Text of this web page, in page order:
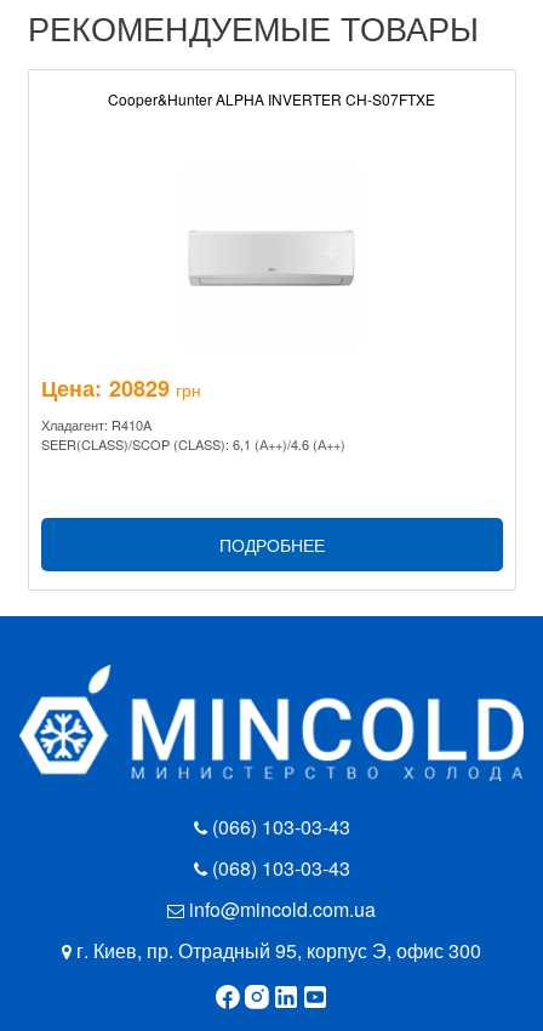
РЕКОМЕНДУЕМЫЕ ТОВАРЫ
Cooper&Hunter ALPHA INVERTER CH-S07FTXE
Цена: 20829 грн
Хладагент: R410A
SEER(CLASS)/SCOP (CLASS): 6,1 (А++)/4.6 (А++)
ПОДРОБНЕЕ
(066) 103-03-43
(068) 103-03-43
info@mincold.com.ua
г. Киев, пр. Отрадный 95, корпус Э, офис 300